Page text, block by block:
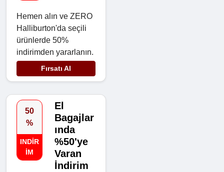
Hemen alın ve ZERO
Halliburton'da seçili
ürünlerde 50%
indirimden yararlanın.
Fırsatı Al
50
%
INDIR
IM
El
Bagajlar
ında
%50'ye
Varan
İndirim